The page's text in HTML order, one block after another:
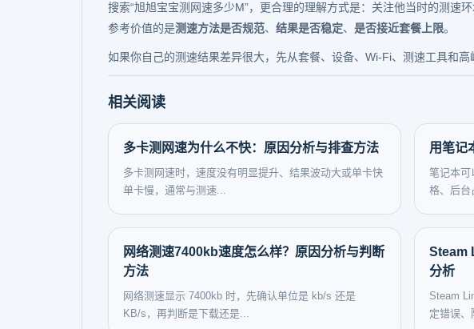
搜索“旭旭宝宝测网速多少M”，更合理的理解方式是：关注他当时的测速
参考价值的是测速方法是否规范、 结果是否稳定、 是否接近套餐上限。
如果你自己的测速结果差异很大，先从套餐、设备、Wi-Fi、测速工具和高
相关阅读
多卡测网速为什么不快：原因分析与排查方法
多卡测网速时，速度没有明显提升、结果波动大或单卡快
单卡慢，通常与测速...
用笔记
笔记本可
格、后台
网络测速7400kb速度怎么样？原因分析与判断
方法
网络测速显示 7400kb 时，先确认单位是 kb/s 还是
KB/s，再判断是下载还是...
Steam
分析
Steam
定错误、